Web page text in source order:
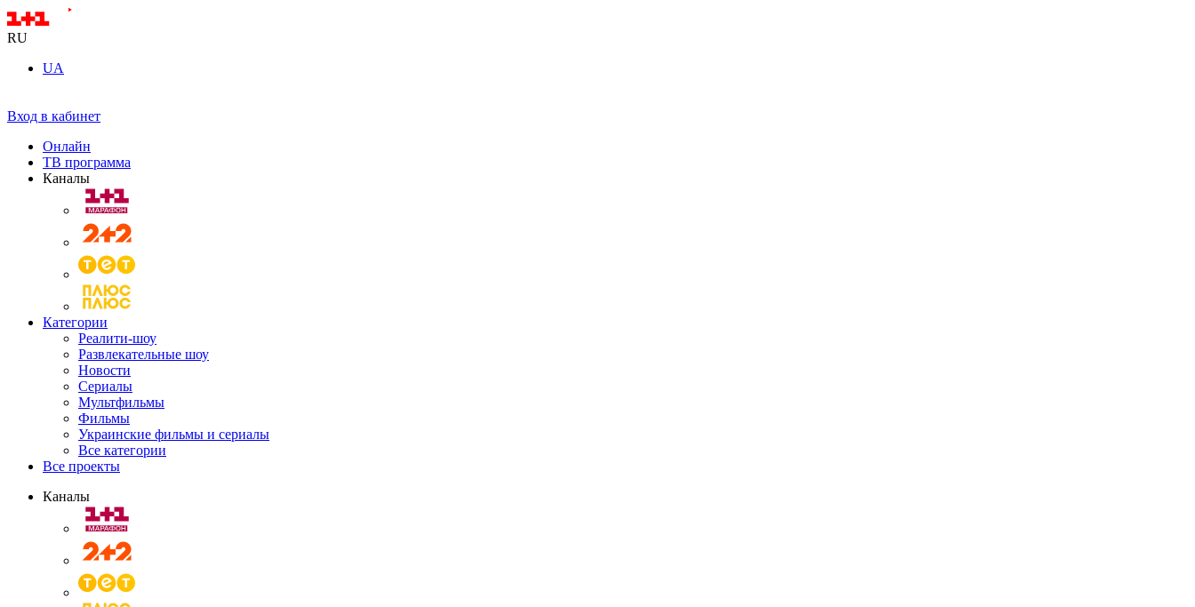
RU
UA
Вход в кабинет
Онлайн
ТВ программа
Каналы
Категории
Реалити-шоу
Развлекательные шоу
Новости
Сериалы
Мультфильмы
Фильмы
Украинские фильмы и сериалы
Все категории
Все проекты
Каналы